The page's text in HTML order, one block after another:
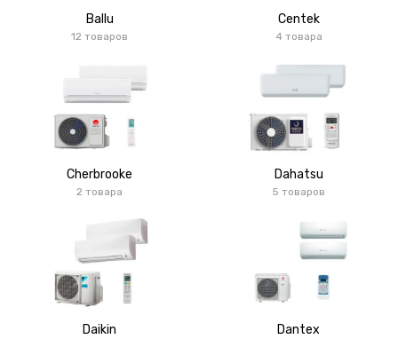
Ballu
12 товаров
Centek
4 товара
Cherbrooke
2 товара
Dahatsu
5 товаров
Daikin Dantex